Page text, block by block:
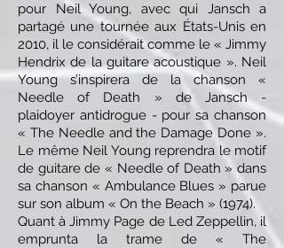
pour Neil Young, avec qui Jansch a
partagé une tournée aux États-Unis en
2010, il le considérait comme le « Jimmy
Hendrix de la guitare acoustique ». Neil
Young s’inspirera de la chanson «
Needle of Death » de Jansch -
plaidoyer antidrogue - pour sa chanson
« The Needle and the Damage Done ».
Le même Neil Young reprendra le motif
de guitare de « Needle of Death » dans
sa chanson « Ambulance Blues » parue
sur son album « On the Beach » (1974).
Quant à Jimmy Page de Led Zeppellin, il
emprunta la trame de « The